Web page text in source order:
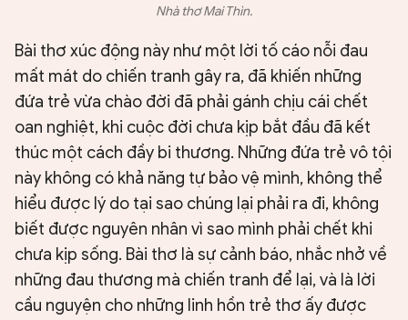
Nhà thơ Mai Thìn.
Bài thơ xúc động này như một lời tố cáo nỗi đau
mất mát do chiến tranh gây ra, đã khiến những
đứa trẻ vừa chào đời đã phải gánh chịu cái chết
oan nghiệt, khi cuộc đời chưa kịp bắt đầu đã kết
thúc một cách đầy bi thương. Những đứa trẻ vô tội
này không có khả năng tự bảo vệ mình, không thể
hiểu được lý do tại sao chúng lại phải ra đi, không
biết được nguyên nhân vì sao mình phải chết khi
chưa kịp sống. Bài thơ là sự cảnh báo, nhắc nhở về
những đau thương mà chiến tranh để lại, và là lời
cầu nguyện cho những linh hồn trẻ thơ ấy được